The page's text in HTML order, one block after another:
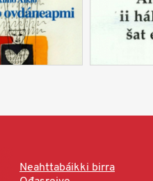
Neahttabáikki birra